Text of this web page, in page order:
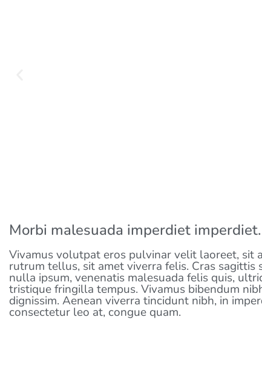
Morbi malesuada imperdiet imperdiet.
Vivamus volutpat eros pulvinar velit laoreet, sit
rutrum tellus, sit amet viverra felis. Cras sagittis
nulla ipsum, venenatis malesuada felis quis,
tristique fringilla tempus. Vivamus bibendum
dignissim. Aenean viverra tincidunt nibh, in
consectetur leo at, congue quam.